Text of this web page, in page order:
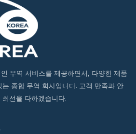
무역 서비스를 제공하면서, 다양한 제품
종합 무역 회사입니다. 고객 만족과 안
선을 다하겠습니다.